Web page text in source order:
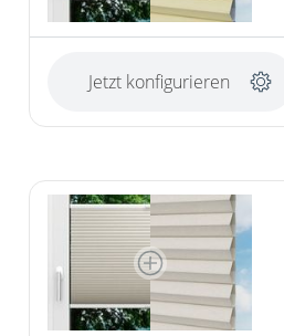
Jetzt konfigurieren